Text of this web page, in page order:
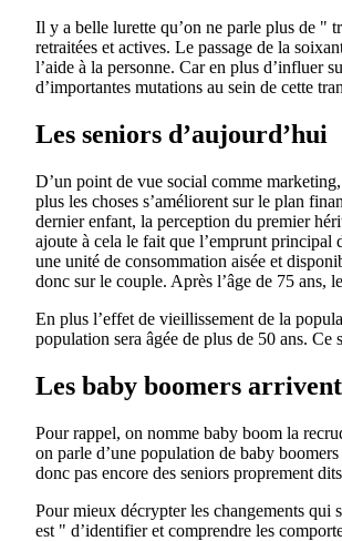
Il y a belle lurette qu’on ne parle plus de "
retraitées et actives. Le passage de la
l’aide à la personne. Car en plus d’influer
d’importantes mutations au sein de cette
Les seniors d’aujourd’hui
D’un point de vue social comme
plus les choses s’améliorent sur le plan
dernier enfant, la perception du premier
ajoute à cela le fait que l’emprunt principal
une unité de consommation aisée et
donc sur le couple. Après l’âge de 75 ans,
En plus l’effet de vieillissement de la
population sera âgée de plus de 50 ans. Ce
Les baby boomers arrivent
Pour rappel, on nomme baby boom la
on parle d’une population de baby
donc pas encore des seniors proprement
Pour mieux décrypter les changements qui
est " d’identifier et comprendre les